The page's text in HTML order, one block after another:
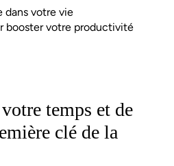
dans votre vie
booster votre productivité
temps et de
clé de la